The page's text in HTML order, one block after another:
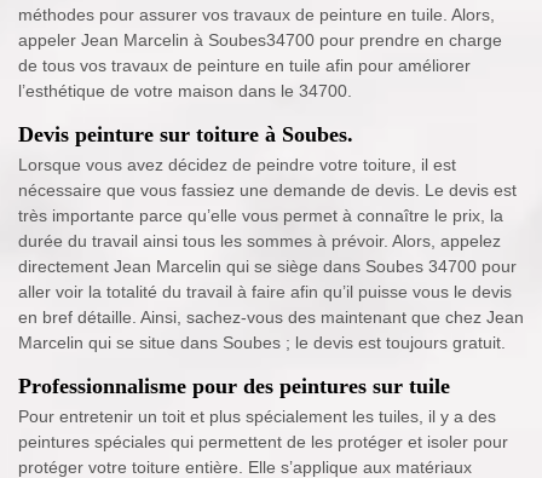
méthodes pour assurer vos travaux de peinture en tuile. Alors,
appeler Jean Marcelin à Soubes34700 pour prendre en charge
de tous vos travaux de peinture en tuile afin pour améliorer
l’esthétique de votre maison dans le 34700.
Devis peinture sur toiture à Soubes.
Lorsque vous avez décidez de peindre votre toiture, il est
nécessaire que vous fassiez une demande de devis. Le devis est
très importante parce qu’elle vous permet à connaître le prix, la
durée du travail ainsi tous les sommes à prévoir. Alors, appelez
directement Jean Marcelin qui se siège dans Soubes 34700 pour
aller voir la totalité du travail à faire afin qu’il puisse vous le devis
en bref détaille. Ainsi, sachez-vous des maintenant que chez Jean
Marcelin qui se situe dans Soubes ; le devis est toujours gratuit.
Professionnalisme pour des peintures sur tuile
Pour entretenir un toit et plus spécialement les tuiles, il y a des
peintures spéciales qui permettent de les protéger et isoler pour
protéger votre toiture entière. Elle s’applique aux matériaux